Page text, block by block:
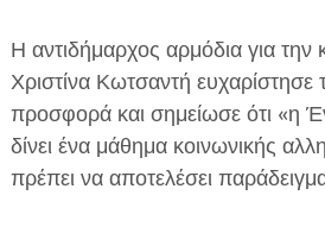
Η αντιδήμαρχος αρμόδια για την
Χριστίνα Κωτσαντή ευχαρίστησε
προσφορά και σημείωσε ότι «η
δίνει ένα μάθημα κοινωνικής
πρέπει να αποτελέσει